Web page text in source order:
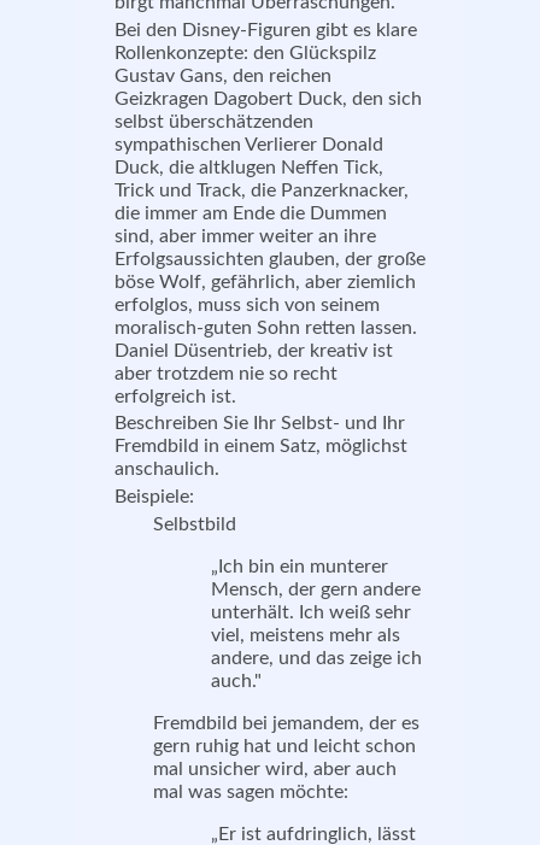
Bei den Disney-Figuren gibt es klare
Rollenkonzepte: den Glückspilz
Gustav Gans, den reichen
Geizkragen Dagobert Duck, den sich
selbst überschätzenden
sympathischen Verlierer Donald
Duck, die altklugen Neffen Tick,
Trick und Track, die Panzerknacker,
die immer am Ende die Dummen
sind, aber immer weiter an ihre
Erfolgsaussichten glauben, der große
böse Wolf, gefährlich, aber ziemlich
erfolglos, muss sich von seinem
moralisch-guten Sohn retten lassen.
Daniel Düsentrieb, der kreativ ist
aber trotzdem nie so recht
erfolgreich ist.
Beschreiben Sie Ihr Selbst- und Ihr
Fremdbild in einem Satz, möglichst
anschaulich.
Beispiele:
Selbstbild
„ Ich bin ein munterer
Mensch, der gern andere
unterhält. Ich weiß sehr
viel, meistens mehr als
andere, und das zeige ich
auch."
Fremdbild bei jemandem, der es
gern ruhig hat und leicht schon
mal unsicher wird, aber auch
mal was sagen möchte:
„ Er ist aufdringlich, lässt